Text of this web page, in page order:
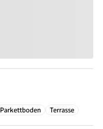
Parkettboden Terrasse